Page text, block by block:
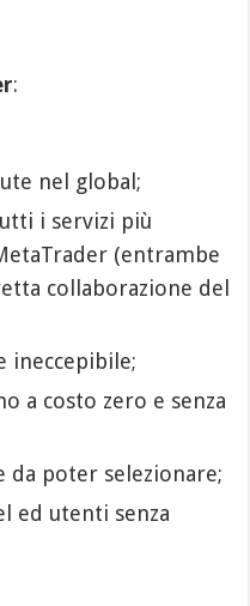
:
nel global;
i servizi più
(entrambe
collaborazione del
ineccepibile;
a costo zero e senza
poter selezionare;
ed utenti senza